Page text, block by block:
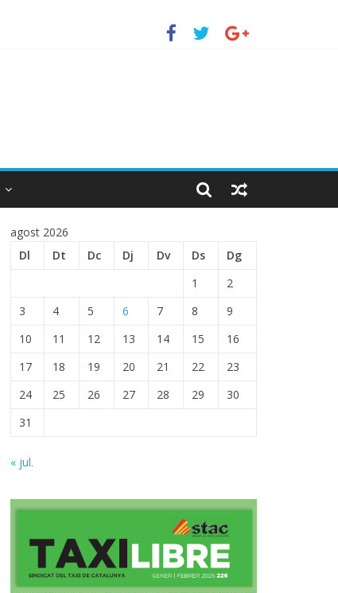
agost 2026
Dl
Dt Dc Dj Dv Ds
Dg
1
2
3
4 5 6 7 8
9
10
11 12 13 14 15
16
17
18 19 20 21 22
23
24
25 26 27 28 29
30
31
« jul.